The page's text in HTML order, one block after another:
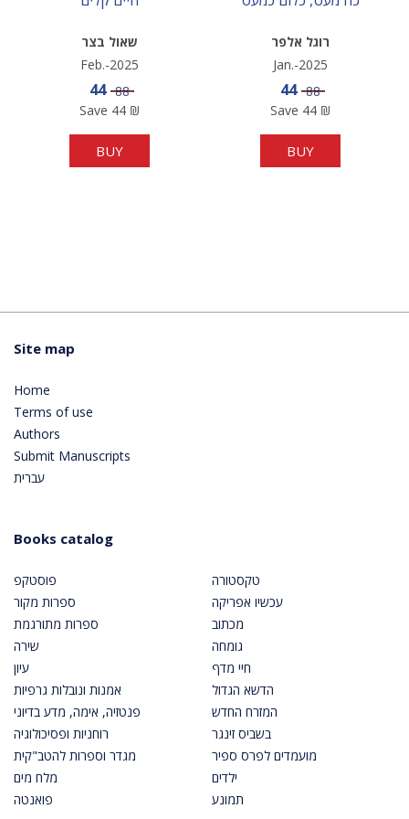
שאול בצר
Feb.-2025
Sale price
44 Price
88
Save 44₪
BUY
רוגל אלפר
Jan.-2025
Sale price
44 Price
88
Save 44₪
BUY
Site map
Home
Terms of use
Authors
Submit Manuscripts
עברית
Books catalog
פוסטקפ
ספרות מקור
ספרות מתורגמת
שירה
עיון
אמנות ונובלות גרפיות
פנטזיה, אימה, מדע בדיוני
רוחניות ופסיכולוגיה
מגדר וספרות להטב"קית
מלח מים
פואנטה
טקסטורה
עכשיו אפריקה
מכתוב
גומחה
חיי מדף
הדשא הגדול
המזרח החדש
בשביס זינגר
מועמדים לפרס ספיר
ילדים
תמונע